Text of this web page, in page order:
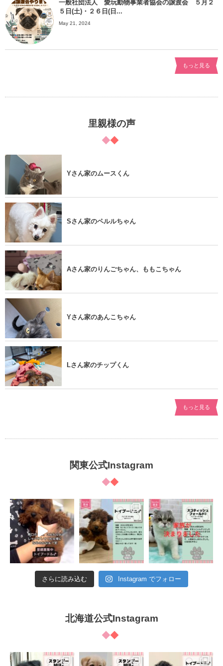
一般社団法人 愛玩動物事業者協会の譲渡会 ５月２
５日(土)・２６日(日...
May 21, 2024
もっと見る
里親様の声
Yさん家のムースくん
Sさん家のペルルちゃん
Aさん家のりんごちゃん、ももこちゃん
Yさん家のあんこちゃん
Lさん家のチップくん
もっと見る
関東公式Instagram
さらに読み込む Instagram でフォロー
北海道公式Instagram